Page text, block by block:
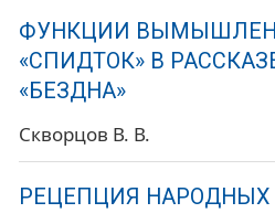
ФУНКЦИИ
«СПИДТОК» В
«БЕЗДНА»
Скворцов В. В.
РЕЦЕПЦИЯ НАРОДНЫХ